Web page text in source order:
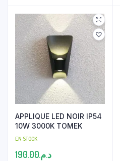
APPLIQUE LED NOIR IP54
10W 3000K TOMEK
EN STOCK
د.م.190.00